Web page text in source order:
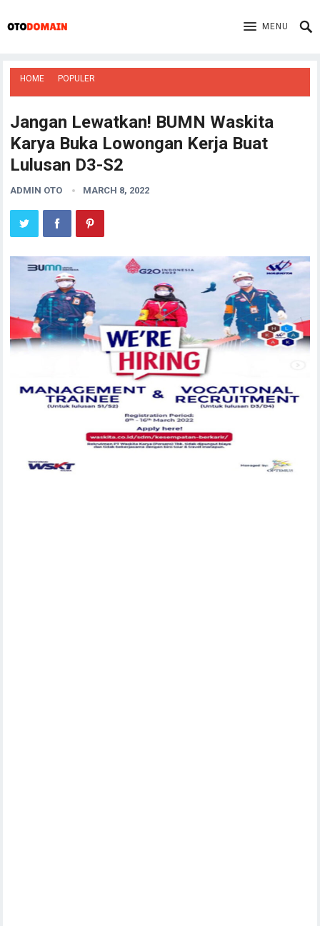
MENU
HOME POPULER
Jangan Lewatkan! BUMN Waskita
Karya Buka Lowongan Kerja Buat
Lulusan D3-S2
ADMIN OTO MARCH 8, 2022